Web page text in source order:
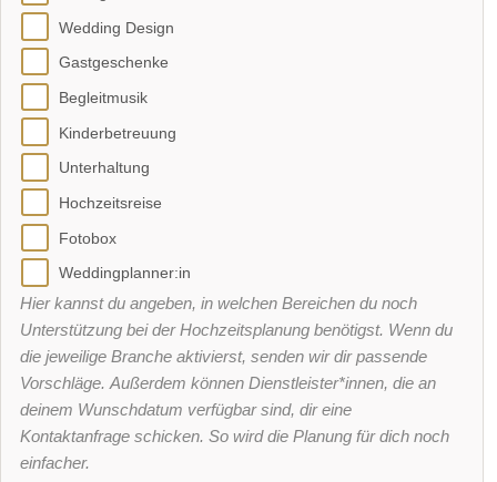
Wedding Design
Gastgeschenke
Begleitmusik
Kinderbetreuung
Unterhaltung
Hochzeitsreise
Fotobox
Weddingplanner:in
Hier kannst du angeben, in welchen Bereichen du noch
Unterstützung bei der Hochzeitsplanung benötigst. Wenn du
die jeweilige Branche aktivierst, senden wir dir passende
Vorschläge. Außerdem können Dienstleister*innen, die an
deinem Wunschdatum verfügbar sind, dir eine
Kontaktanfrage schicken. So wird die Planung für dich noch
einfacher.